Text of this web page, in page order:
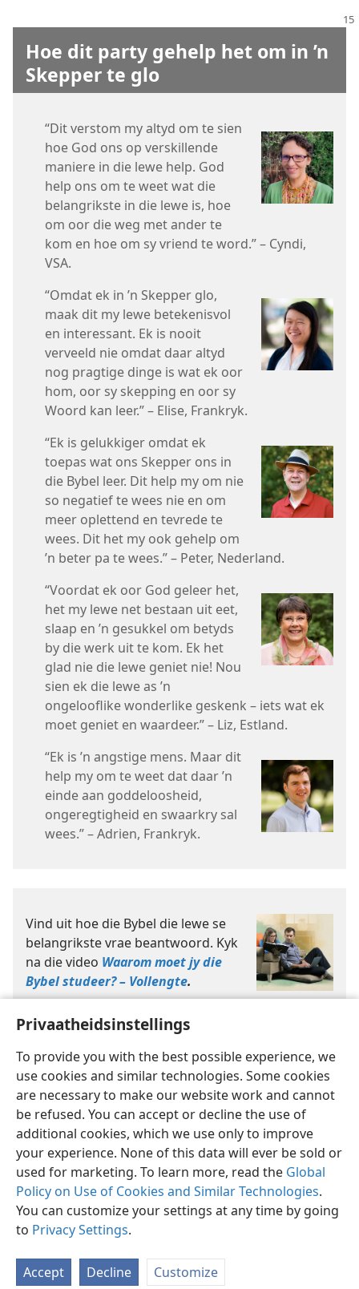
Privaatheidsinstellings
To provide you with the best possible experience, we
use cookies and similar technologies. Some cookies
are necessary to make our website work and cannot
be refused. You can accept or decline the use of
additional cookies, which we use only to improve
your experience. None of this data will ever be sold or
used for marketing. To learn more, read the Global
Policy on Use of Cookies and Similar Technologies.
You can customize your settings at any time by going
to Privacy Settings.
Accept Decline Customize
Hoe dit party gehelp het om in ’n
Skepper te glo
“Dit verstom my altyd om te sien
hoe God ons op verskillende
maniere in die lewe help. God
help ons om te weet wat die
belangrikste in die lewe is, hoe
om oor die weg met ander te
kom en hoe om sy vriend te word.” – Cyndi,
VSA.
“Omdat ek in ’n Skepper glo,
maak dit my lewe betekenisvol
en interessant. Ek is nooit
verveeld nie omdat daar altyd
nog pragtige dinge is wat ek oor
hom, oor sy skepping en oor sy
Woord kan leer.” – Elise, Frankryk.
“Ek is gelukkiger omdat ek
toepas wat ons Skepper ons in
die Bybel leer. Dit help my om nie
so negatief te wees nie en om
meer oplettend en tevrede te
wees. Dit het my ook gehelp om
’n beter pa te wees.” – Peter, Nederland.
“Voordat ek oor God geleer het,
het my lewe net bestaan uit eet,
slaap en ’n gesukkel om betyds
by die werk uit te kom. Ek het
glad nie die lewe geniet nie! Nou
sien ek die lewe as ’n
ongelooflike wonderlike geskenk – iets wat ek
moet geniet en waardeer.” – Liz, Estland.
“Ek is ’n angstige mens. Maar dit
help my om te weet dat daar ’n
einde aan goddeloosheid,
ongeregtigheid en swaarkry sal
wees.” – Adrien, Frankryk.
Vind uit hoe die Bybel die lewe se
belangrikste vrae beantwoord. Kyk
na die video Waarom moet jy die
Bybel studeer? – Vollengte.
Afrikaans Deel Voorkeure
Copyright© 2026 Watch Tower Bible and Tract Society of Pennsylvania
Gebruiksvoorwaardes Privaatheidsbeleid
Privaatheidsinstellings
Meld aan